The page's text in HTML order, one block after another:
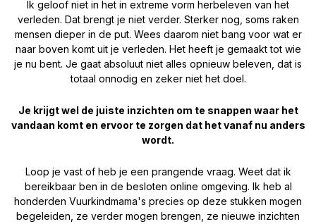
Ik geloof niet in het in extreme vorm herbeleven van het
verleden. Dat brengt je niet verder. Sterker nog, soms raken
mensen dieper in de put. Wees daarom niet bang voor wat er
naar boven komt uit je verleden. Het heeft je gemaakt tot wie
je nu bent. Je gaat absoluut niet alles opnieuw beleven, dat is
totaal onnodig en zeker niet het doel.
Je krijgt wel de juiste inzichten om te snappen waar het
vandaan komt en ervoor te zorgen dat het vanaf nu anders
wordt.
Loop je vast of heb je een prangende vraag. Weet dat ik
bereikbaar ben in de besloten online omgeving. Ik heb al
honderden Vuurkindmama's precies op deze stukken mogen
begeleiden, ze verder mogen brengen, ze nieuwe inzichten